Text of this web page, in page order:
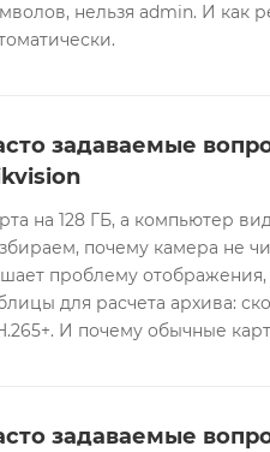
нельзя admin. И как
задаваемые
на 128 ГБ, а компьютер
почему камера не
проблему
для расчета архива:
И почему обычные
задаваемые